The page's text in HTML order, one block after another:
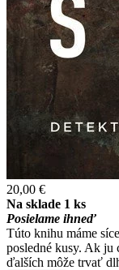
20,00 €
Na sklade 1 ks
Posielame ihneď
Túto knihu máme
posledné kusy. Ak ju
ďalších môže trvať